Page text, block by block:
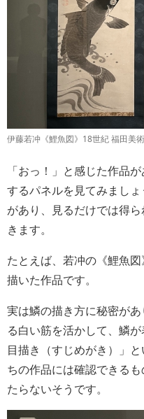
伊藤若冲《鯉魚図》18世紀 福田美
「おっ！」と感じた作品
するパネルを見てみまし
があり、見るだけでは得
きます。
たとえば、若冲の《鯉魚
描いた作品です。
実は鱗の描き方に秘密が
る白い筋を活かして、鱗
目描き（すじめがき）」
ちの作品には確認できる
たらないそうです。